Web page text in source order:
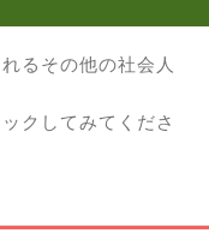
るその他の社会人
クしてみてくださ